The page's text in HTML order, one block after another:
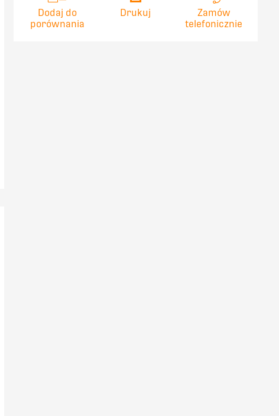
Dodaj do
porównania
Drukuj
Zamów
telefonicznie